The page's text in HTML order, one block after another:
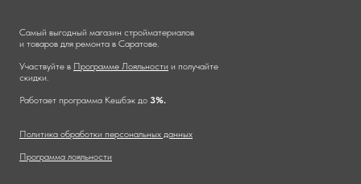
Самый выгодный магазин стройматериалов
и товаров для ремонта в Саратове.
Участвуйте в Программе Лояльности и получайте
скидки.
Работает программа Кешбэк до 3%.
Политика обработки персональных данных
Программа лояльности